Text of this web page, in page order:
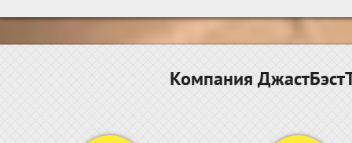
Компания